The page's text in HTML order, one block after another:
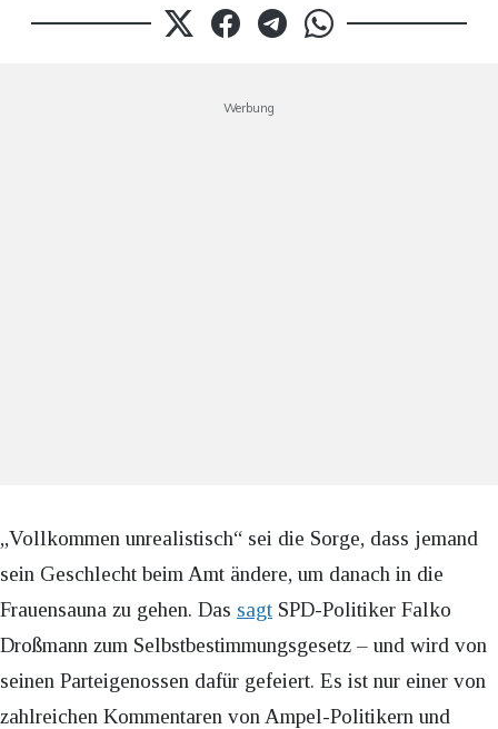
Werbung
„Vollkommen unrealistisch“ sei die Sorge, dass jemand
sein Geschlecht beim Amt ändere, um danach in die
Frauensauna zu gehen. Das sagt SPD-Politiker Falko
Droßmann zum Selbstbestimmungsgesetz – und wird von
seinen Parteigenossen dafür gefeiert. Es ist nur einer von
zahlreichen Kommentaren von Ampel-Politikern und